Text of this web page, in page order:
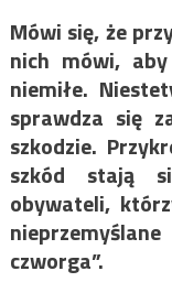
Mówi się, że
nich mówi,
niemiłe.
sprawdza się
szkodzie.
szkód stają
obywateli,
czworga”.